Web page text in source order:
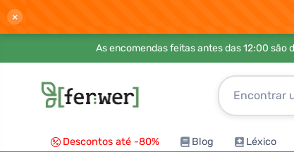
×
As encomendas feitas antes das 12:00 são
Descontos até -80% Blog Léxico